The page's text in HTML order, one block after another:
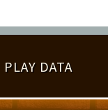
PLAY DATA